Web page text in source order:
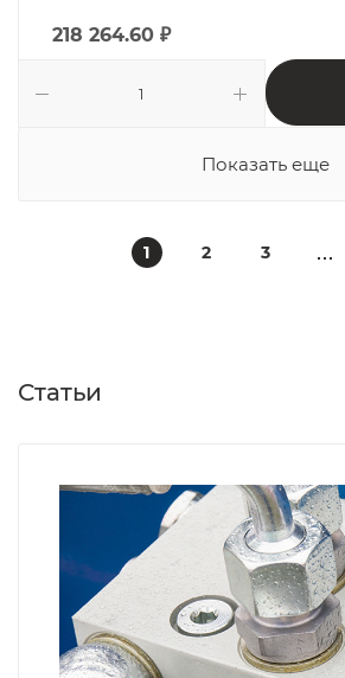
218 264.60 ₽
Показать еще
1 2 3
Статьи